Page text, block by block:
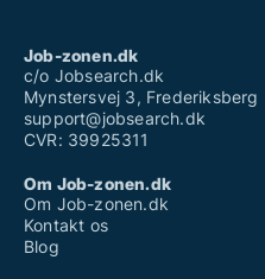
Job-zonen.dk
c/o Jobsearch.dk
Mynstersvej 3, Frederiksberg
support@jobsearch.dk
CVR: 39925311
Om Job-zonen.dk
Om Job-zonen.dk
Kontakt os
Blog